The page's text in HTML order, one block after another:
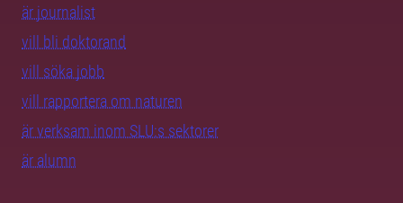
är journalist
vill bli doktorand
vill söka jobb
vill rapportera om naturen
är verksam inom SLU:s sektorer
är alumn